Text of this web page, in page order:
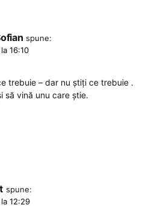
spune:
16:10
trebuie – dar nu știți ce trebuie .
să vină unu care știe.
spune:
12:29